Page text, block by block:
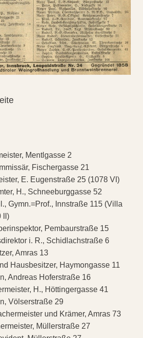
Mentlgasse 2
Fischergasse 21
E. Eugenstraße 25 (1078 VI)
H., Schneeburggasse 52
Gymn.=Prof., Innstraße 115 (Villa
II)
Pembaurstraße 15
i. R., Schidlachstraße 6
Amras 13
Hausbesitzer, Haymongasse 11
Andreas Hoferstraße 16
H., Höttingergasse 41
Völserstraße 29
und Krämer, Amras 73
Müllerstraße 27